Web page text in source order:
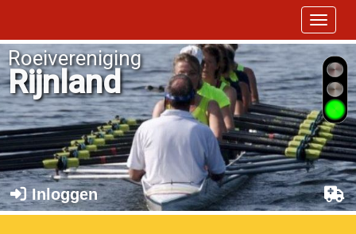
Toggle
Roeivereniging
Rijnland
Inloggen